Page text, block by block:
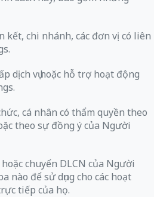
kết, chi nhánh, các đơn vị có liên
dịch vụ hoặc hỗ trợ hoạt động
cá nhân có thẩm quyền theo
theo sự đồng ý của Người
chuyển DLCN của Người
nào để sử dụng cho các hoạt
tiếp của họ.